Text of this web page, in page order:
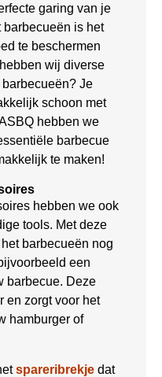
garing van je
is het
te beschermen
wij diverse
barbecueën? Je
schoon met
hebben we
barbecue
te maken!
hebben we ook
tools. Met deze
barbecueën nog
een
barbecue. Deze
en zorgt voor het
hamburger of
spareribrekje dat